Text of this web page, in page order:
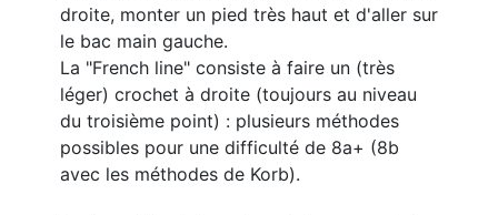
droite, monter un pied très haut et d'aller sur
le bac main gauche.
La "French line" consiste à faire un (très
léger) crochet à droite (toujours au niveau
du troisième point) : plusieurs méthodes
possibles pour une difficulté de 8a+ (8b
avec les méthodes de Korb).